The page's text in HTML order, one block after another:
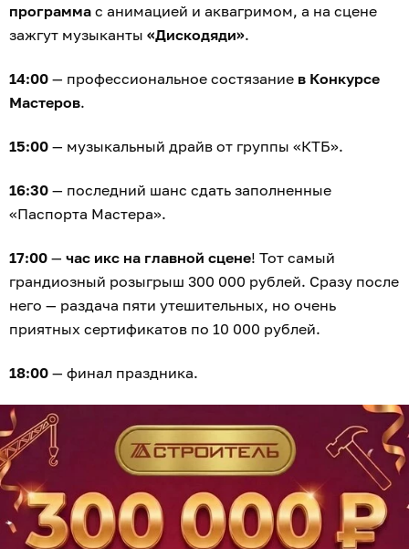
программа с анимацией и аквагримом, а на сцене
зажгут музыканты «Дискодяди».
14:00 — профессиональное состязание в Конкурсе
Мастеров.
15:00 — музыкальный драйв от группы «КТБ».
16:30 — последний шанс сдать заполненные
«Паспорта Мастера».
17:00 — час икс на главной сцене! Тот самый
грандиозный розыгрыш 300 000 рублей. Сразу после
него — раздача пяти утешительных, но очень
приятных сертификатов по 10 000 рублей.
18:00 — финал праздника.